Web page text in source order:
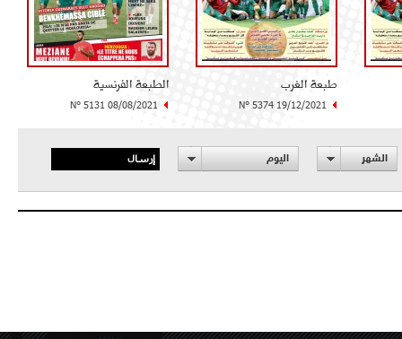
طبعة الغرب
N° 5374 19/12/2021
الطبعة الفرنسية
N° 5131 08/08/2021
الشهر اليوم إرسال